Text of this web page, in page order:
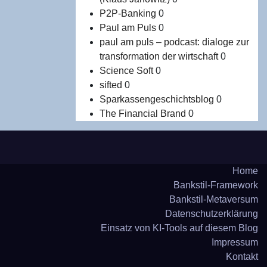
P2P-Banking 0
Paul am Puls 0
paul am puls – podcast: dialoge zur
transformation der wirtschaft0
Science Soft0
sifted 0
Sparkassengeschichtsblog 0
The Financial Brand 0
Home
Bank­stil-Frame­work
Bank­stil-Meta­ver­sum
Daten­schutz­er­klä­rung
Ein­satz von KI-Tools auf die­sem Blog
Impres­sum
Kon­takt